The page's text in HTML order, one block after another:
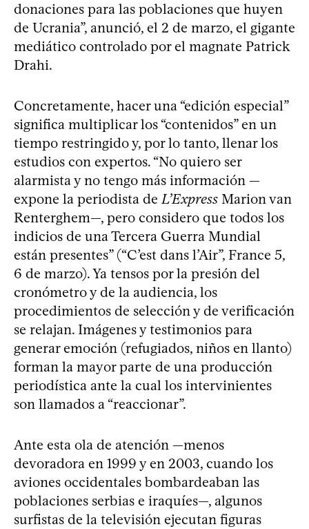
donaciones para las poblaciones que huyen
de Ucrania”, anunció, el 2 de marzo, el gigante
mediático controlado por el magnate Patrick
Drahi.
Concretamente, hacer una “edición especial”
significa multiplicar los “contenidos” en un
tiempo restringido y, por lo tanto, llenar los
estudios con expertos. “No quiero ser
alarmista y no tengo más información —
expone la periodista deL’Express Marion van
Renterghem—, pero considero que todos los
indicios de una Tercera Guerra Mundial
están presentes” (“C’est dans l’Air”, France 5,
6 de marzo). Ya tensos por la presión del
cronómetro y de la audiencia, los
procedimientos de selección y de verificación
se relajan. Imágenes y testimonios para
generar emoción (refugiados, niños en llanto)
forman la mayor parte de una producción
periodística ante la cual los intervinientes
son llamados a “reaccionar”.
Ante esta ola de atención —menos
devoradora en 1999 y en 2003, cuando los
aviones occidentales bombardeaban las
poblaciones serbias e iraquíes—, algunos
surfistas de la televisión ejecutan figuras